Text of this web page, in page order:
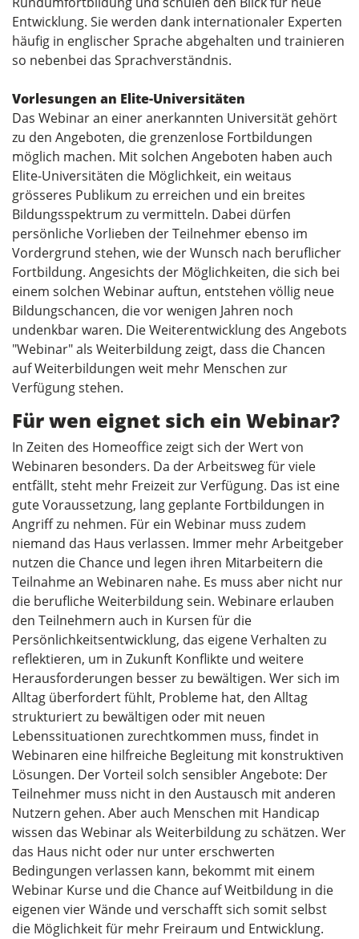
Entwicklung. Sie werden dank internationaler Experten
häufig in englischer Sprache abgehalten und trainieren
so nebenbei das Sprachverständnis.
Vorlesungen an Elite-Universitäten
Das Webinar an einer anerkannten Universität gehört
zu den Angeboten, die grenzenlose Fortbildungen
möglich machen. Mit solchen Angeboten haben auch
Elite-Universitäten die Möglichkeit, ein weitaus
grösseres Publikum zu erreichen und ein breites
Bildungsspektrum zu vermitteln. Dabei dürfen
persönliche Vorlieben der Teilnehmer ebenso im
Vordergrund stehen, wie der Wunsch nach beruflicher
Fortbildung. Angesichts der Möglichkeiten, die sich bei
einem solchen Webinar auftun, entstehen völlig neue
Bildungschancen, die vor wenigen Jahren noch
undenkbar waren. Die Weiterentwicklung des Angebots
"Webinar" als Weiterbildung zeigt, dass die Chancen
auf Weiterbildungen weit mehr Menschen zur
Verfügung stehen.
Für wen eignet sich ein Webinar?
In Zeiten des Homeoffice zeigt sich der Wert von
Webinaren besonders. Da der Arbeitsweg für viele
entfällt, steht mehr Freizeit zur Verfügung. Das ist eine
gute Voraussetzung, lang geplante Fortbildungen in
Angriff zu nehmen. Für ein Webinar muss zudem
niemand das Haus verlassen. Immer mehr Arbeitgeber
nutzen die Chance und legen ihren Mitarbeitern die
Teilnahme an Webinaren nahe. Es muss aber nicht nur
die berufliche Weiterbildung sein. Webinare erlauben
den Teilnehmern auch in Kursen für die
Persönlichkeitsentwicklung, das eigene Verhalten zu
reflektieren, um in Zukunft Konflikte und weitere
Herausforderungen besser zu bewältigen. Wer sich im
Alltag überfordert fühlt, Probleme hat, den Alltag
strukturiert zu bewältigen oder mit neuen
Lebenssituationen zurechtkommen muss, findet in
Webinaren eine hilfreiche Begleitung mit konstruktiven
Lösungen. Der Vorteil solch sensibler Angebote: Der
Teilnehmer muss nicht in den Austausch mit anderen
Nutzern gehen. Aber auch Menschen mit Handicap
wissen das Webinar als Weiterbildung zu schätzen. Wer
das Haus nicht oder nur unter erschwerten
Bedingungen verlassen kann, bekommt mit einem
Webinar Kurse und die Chance auf Weitbildung in die
eigenen vier Wände und verschafft sich somit selbst
die Möglichkeit für mehr Freiraum und Entwicklung.